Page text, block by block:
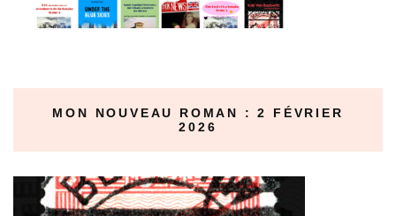
MON NOUVEAU ROMAN : 2 FÉVRIER
2026